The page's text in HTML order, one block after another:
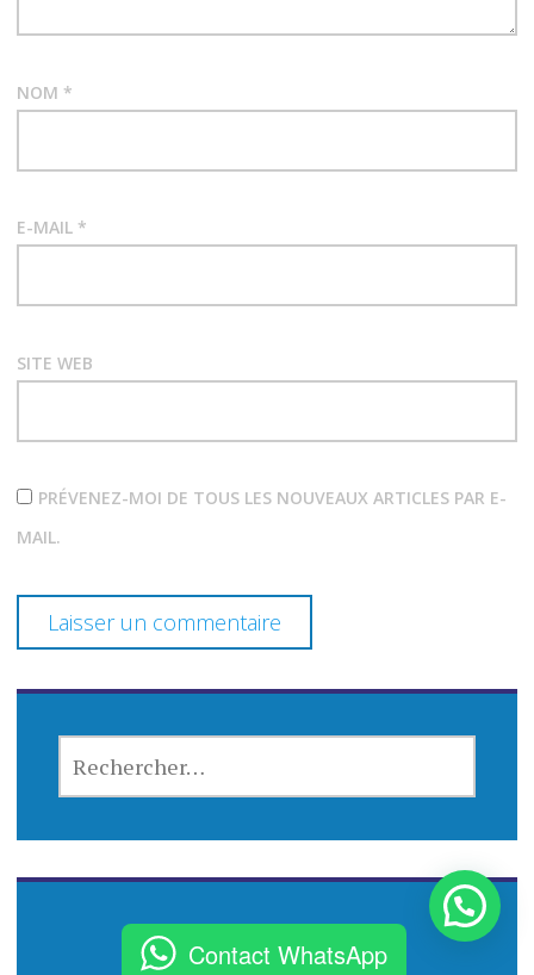
’
a
i
e
NOM *
E-MAIL *
SITE WEB
PRÉVENEZ-MOI DE TOUS LES NOUVEAUX ARTICLES PAR E-
MAIL.
H
Contact WhatsApp